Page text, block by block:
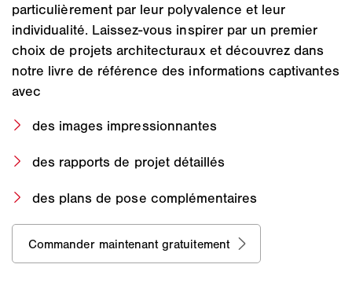
particulièrement par leur polyvalence et leur
individualité. Laissez-vous inspirer par un premier
choix de projets architecturaux et découvrez dans
notre livre de référence des informations captivantes
avec
des images impressionnantes
des rapports de projet détaillés
des plans de pose complémentaires